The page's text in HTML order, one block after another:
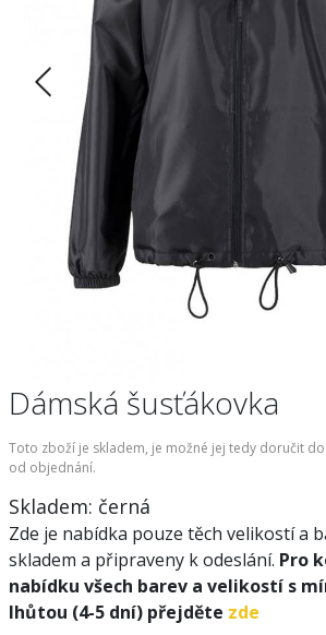
Dámská šusťákovka
Toto zboží je skladem, je možné jej tedy doručit
od objednání.
Skladem: černá
Zde je nabídka pouze těch velikostí a
skladem a připraveny k odeslání. Pro
nabídku všech barev a velikostí s
lhůtou (4-5 dní) přejděte zde